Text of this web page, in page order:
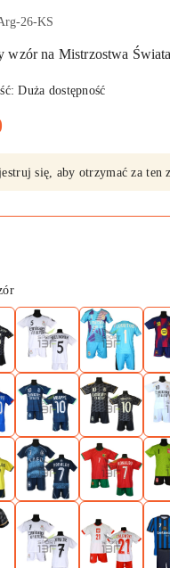
26-KS
wzór na Mistrzostwa
Duża dostępność
się, aby otrzymać za ten